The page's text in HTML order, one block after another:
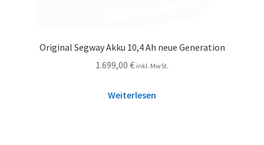
Original Segway Akku 10,4 Ah neue Generation
1.699,00 € inkl. MwSt.
Weiterlesen